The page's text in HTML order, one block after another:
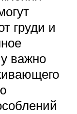
груди и
важно